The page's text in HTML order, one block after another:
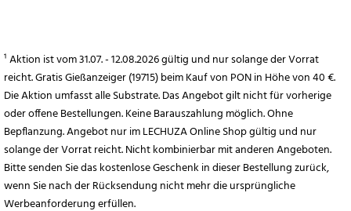
¹ Aktion ist vom 31.07. - 12.08.2026 gültig und nur solange der Vorrat
reicht. Gratis Gießanzeiger (19715) beim Kauf von PON in Höhe von 40 €.
Die Aktion umfasst alle Substrate. Das Angebot gilt nicht für vorherige
oder offene Bestellungen. Keine Barauszahlung möglich. Ohne
Bepflanzung. Angebot nur im LECHUZA Online Shop gültig und nur
solange der Vorrat reicht. Nicht kombinierbar mit anderen Angeboten.
Bitte senden Sie das kostenlose Geschenk in dieser Bestellung zurück,
wenn Sie nach der Rücksendung nicht mehr die ursprüngliche
Werbeanforderung erfüllen.